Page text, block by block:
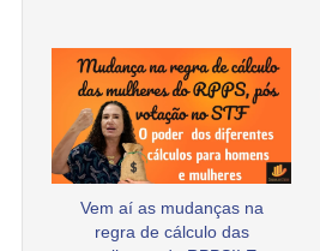
Vem aí as mudanças na
regra de cálculo das